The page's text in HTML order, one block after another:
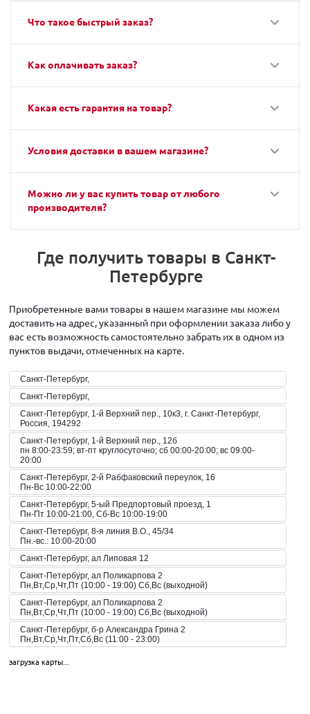
Что такое быстрый заказ?
Как оплачивать заказ?
Какая есть гарантия на товар?
Условия доставки в вашем магазине?
Можно ли у вас купить товар от любого
производителя?
Где получить товары в Санкт-
Петербурге
Приобретенные вами товары в нашем магазине мы можем
доставить на адрес, указанный при оформлении заказа либо у
вас есть возможность самостоятельно забрать их в одном из
пунктов выдачи, отмеченных на карте.
Санкт-Петербург,
Санкт-Петербург,
Санкт-Петербург, 1-й Верхний пер., 10к3, г. Санкт-Петербург,
Россия, 194292
Санкт-Петербург, 1-й Верхний пер., 12б
пн 8:00-23:59; вт-пт круглосуточно; сб 00:00-20:00; вс 09:00-
20:00
Санкт-Петербург, 2-й Рабфаковский переулок, 16
Пн-Вс 10:00-22:00
Санкт-Петербург, 5-ый Предпортовый проезд, 1
Пн-Пт 10:00-21:00, Сб-Вс 10:00-19:00
Санкт-Петербург, 8-я линия В.О., 45/34
Пн.-вс.: 10:00-20:00
Санкт-Петербург, ал Липовая 12
Санкт-Петербург, ал Поликарпова 2
Пн,Вт,Ср,Чт,Пт (10:00 - 19:00) Сб,Вс (выходной)
Санкт-Петербург, ал Поликарпова 2
Пн,Вт,Ср,Чт,Пт (10:00 - 19:00) Сб,Вс (выходной)
Санкт-Петербург, б-р Александра Грина 2
Пн,Вт,Ср,Чт,Пт,Сб,Вс (11:00 - 23:00)
Пн,Вт,Ср,Чт,Пт,Сб,Вс (09:00 - 21:00)
загрузка карты...